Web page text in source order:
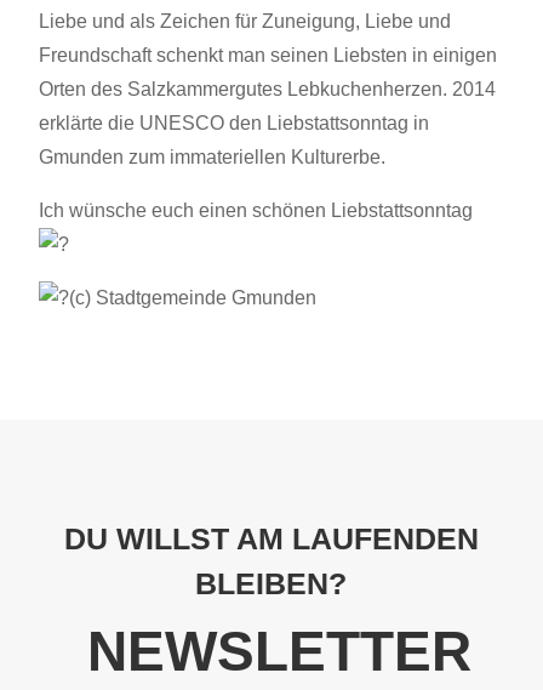
Liebe und als Zeichen für Zuneigung, Liebe und
Freundschaft schenkt man seinen Liebsten in einigen
Orten des Salzkammergutes Lebkuchenherzen. 2014
erklärte die UNESCO den Liebstattsonntag in
Gmunden zum immateriellen Kulturerbe.
Ich wünsche euch einen schönen Liebstattsonntag
(c) Stadtgemeinde Gmunden
DU WILLST AM LAUFENDEN
BLEIBEN?
NEWSLETTER